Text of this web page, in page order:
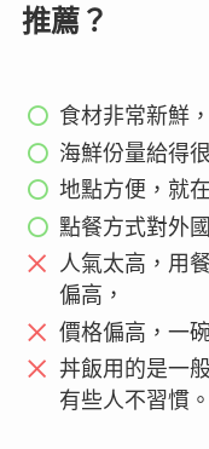
推薦？
食材非常新鮮
海鮮份量給得
地點方便，就
點餐方式對外
人氣太高，用
偏高，
價格偏高，一
丼飯用的是一
有些人不習慣。